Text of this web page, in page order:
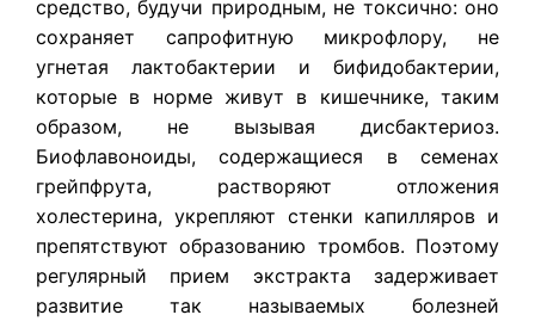
средство, будучи природным, не токсично: оно
сохраняет сапрофитную микрофлору, не
угнетая лактобактерии и бифидобактерии,
которые в норме живут в кишечнике, таким
образом, не вызывая дисбактериоз.
Биофлавоноиды, содержащиеся в семенах
грейпфрута, растворяют отложения
холестерина, укрепляют стенки капилляров и
препятствуют образованию тромбов. Поэтому
регулярный прием экстракта задерживает
развитие так называемых болезней